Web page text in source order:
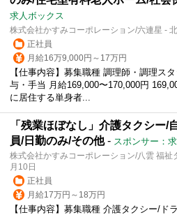
求人ボックス
株式会社かすみコーポレーション/六連星 -
正社員
月給16万9,000円～17万円
【仕事内容】募集職種 調理師・調理ス
与・手当 月給169,000〜170,000円
に居住する単身者...
「残業ほぼなし」介護タクシー/
員/日勤のみ/その他- スポンサー：
株式会社かすみコーポレーション/八雲 福祉
月10日
正社員
月給17万円～18万円
【仕事内容】募集職種 介護タクシー/ド